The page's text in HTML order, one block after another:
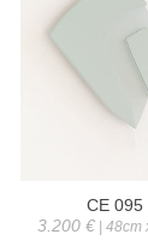
CE 095
3.200 €| 48cm